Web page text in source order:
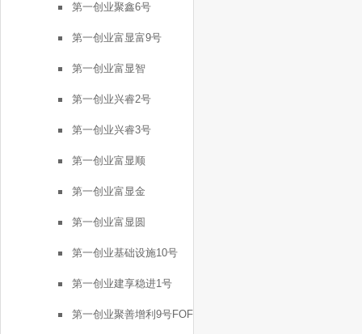
第一创业聚鑫6号
第一创业富显富9号
第一创业富显智
第一创业兴睿2号
第一创业兴睿3号
第一创业富显顺
第一创业富显金
第一创业富显圆
第一创业基础设施10号
第一创业建享稳进1号
第一创业聚善增利9号FOF